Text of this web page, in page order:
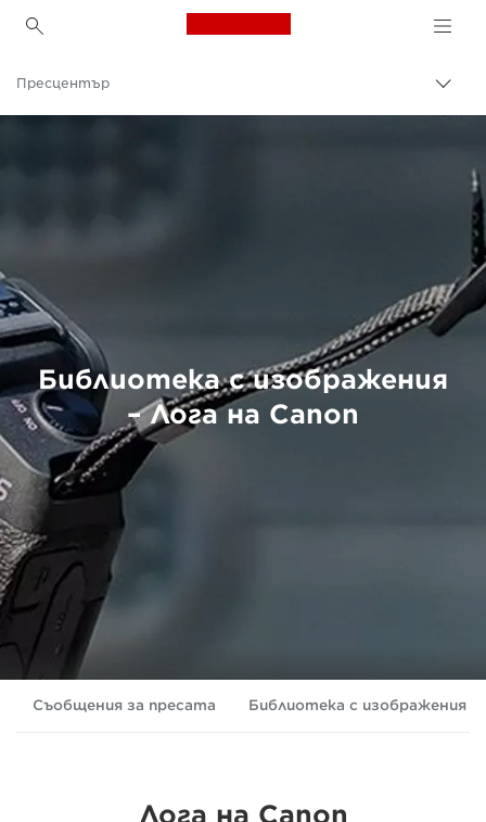
Canon Logo, back to
на
Пресцентър
Библиотека с изображения
– Лога на Canon
Съобщения за пресата Библиотека с изображения
Лога на Canon